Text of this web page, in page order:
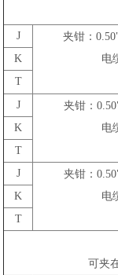
J
夹钳：
电
K
T
J
夹钳：
电
K
T
J
夹钳：
电
K
T
可夹